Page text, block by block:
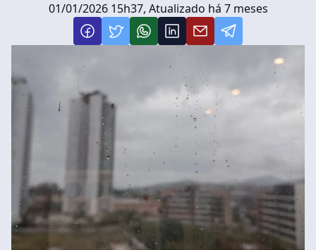
01/01/2026 15h37, Atualizado há 7 meses